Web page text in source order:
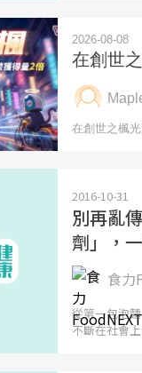
2016-10-31
別再亂
劑」，
食力
從第一包泡
不斷在社會